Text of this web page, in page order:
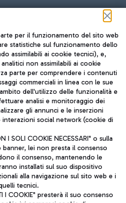
JOURNAL
ITA
soggetta a direzione e
per il funzionamento del sito web
statistiche sul funzionamento dello
assimilabili ai cookie tecnici), e,
non assimilabili ai cookie
parte per comprendere i contenuti
commerciali in linea con le sue
dell'utilizzo delle funzionalità e
analisi e monitoraggio dei
gli annunci e le inserzioni
social network (cookie di
I SOLI COOKIE NECESSARI" o sulla
lei non presta il consenso
il consenso, mantenendo le
installati sul suo dispositivo
alla navigazione sul sito web e i
tecnici.
I COOKIE" presterà il suo consenso